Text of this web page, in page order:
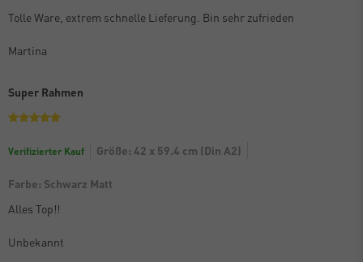
Tolle Ware, extrem schnelle Lieferung. Bin sehr zufrieden
Martina
Super Rahmen
Verifizierter Kauf Größe: 42 x 59.4 cm (Din A2)
Farbe: Schwarz Matt
Alles Top!!
Unbekannt